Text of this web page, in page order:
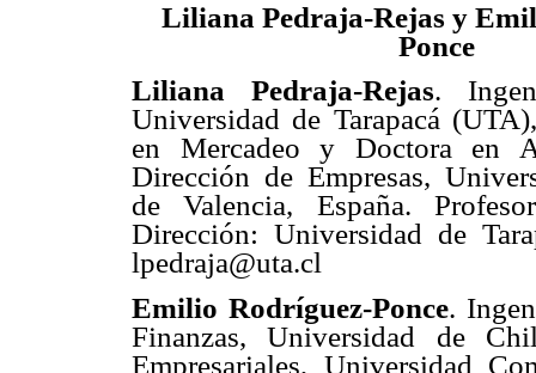
Liliana Pedraja-Rejas y
Ponce
Liliana Pedraja-Rejas.
Universidad de Tarapacá
en Mercadeo y Doctora en
Dirección de Empresas,
de Valencia, España.
Dirección: Universidad de
lpedraja@uta.cl
Emilio Rodríguez-Ponce.
Finanzas, Universidad de
Empresariales, Universidad